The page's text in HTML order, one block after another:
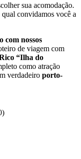
sua acomodação.
convidamos você a
com nossos
de viagem com
“Ilha do
como atração
verdadeiro porto-
)